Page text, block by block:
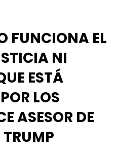
FUNCIONA EL
NI
ESTÁ
LOS
ASESOR DE
TRUMP